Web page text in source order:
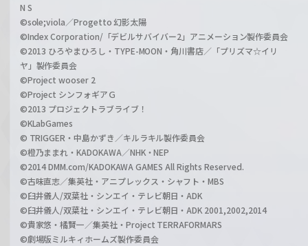
N S
©sole;viola／Progetto 幻影太陽
©Index Corporation/「デビルサバイバー2」アニメーション製作委員会
©2013 ひろやまひろし・TYPE-MOON・角川書店／「プリズマ☆イリ
ヤ」製作委員会
©Project wooser 2
©Project シンフォギアＧ
©2013 プロジェクトラブライブ！
©KLabGames
© TRIGGER・中島かずき／キルラキル製作委員会
©橙乃ままれ・KADOKAWA／NHK・NEP
©2014 DMM.com/KADOKAWA GAMES All Rights Reserved.
©古味直志／集英社・アニプレックス・シャフト・MBS
©臼井儀人/双葉社・シンエイ・テレビ朝日・ADK
©臼井儀人/双葉社・シンエイ・テレビ朝日・ADK 2001,2002,2014
©貴家悠・橘賢一／集英社・Project TERRAFORMARS
©劇場版ミルキィホームズ製作委員会